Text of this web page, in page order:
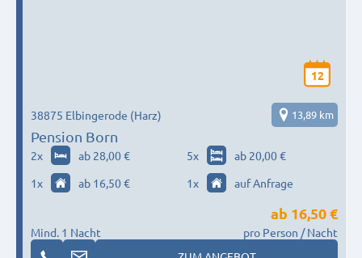
12
Pension Born
38875 Elbingerode (Harz) 13,89 km
2x ab 28,00 € 5x
ab 20,00 €
1x ab 16,50 € 1x auf Anfrage
Mind. 1 Nacht
ab 16,50 €
pro Person / Nacht